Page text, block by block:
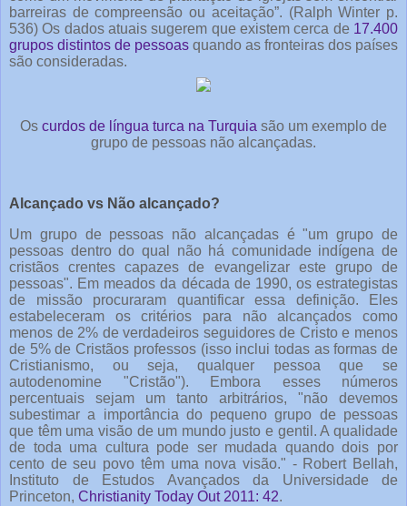
barreiras de compreensão ou aceitação”. (Ralph Winter p.
536) Os dados atuais sugerem que existem cerca de 17.400
grupos distintos de pessoas quando as fronteiras dos países
são consideradas.
Os curdos de língua turca na Turquia são um exemplo de
grupo de pessoas não alcançadas.
Alcançado vs Não alcançado?
Um grupo de pessoas não alcançadas é "um grupo de
pessoas dentro do qual não há comunidade indígena de
cristãos crentes capazes de evangelizar este grupo de
pessoas". Em meados da década de 1990, os estrategistas
de missão procuraram quantificar essa definição. Eles
estabeleceram os critérios para não alcançados como
menos de 2% de verdadeiros seguidores de Cristo e menos
de 5% de Cristãos professos (isso inclui todas as formas de
Cristianismo, ou seja, qualquer pessoa que se
autodenomine "Cristão"). Embora esses números
percentuais sejam um tanto arbitrários, "não devemos
subestimar a importância do pequeno grupo de pessoas
que têm uma visão de um mundo justo e gentil. A qualidade
de toda uma cultura pode ser mudada quando dois por
cento de seu povo têm uma nova visão." - Robert Bellah,
Instituto de Estudos Avançados da Universidade de
Princeton, Christianity Today Out 2011: 42.